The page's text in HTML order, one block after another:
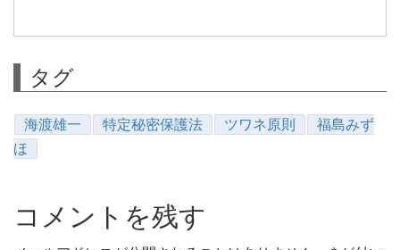
タグ
海渡雄一 特定秘密保護法 ツワネ原則
福島みず
ほ
コメントを残す